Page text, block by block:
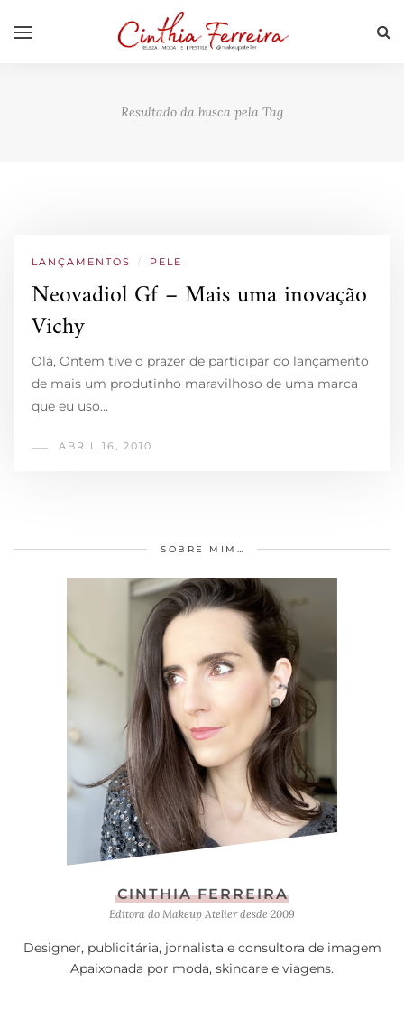
Resultado da busca pela Tag
LANÇAMENTOS / PELE
Neovadiol Gf – Mais uma inovação
Vichy
Olá, Ontem tive o prazer de participar do lançamento
de mais um produtinho maravilhoso de uma marca
que eu uso…
ABRIL 16, 2010
SOBRE MIM…
CINTHIA FERREIRA
Editora do Makeup Atelier desde 2009
Designer, publicitária, jornalista e consultora de imagem
Apaixonada por moda, skincare e viagens.